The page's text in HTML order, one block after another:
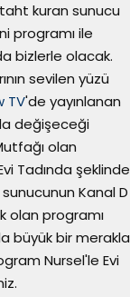
kuran sunucu
programı ile
bizlerle olacak.
sevilen yüzü
TV'de yayınlanan
değişeceği
olan
Tadında şeklinde
Kanal D
olan programı
büyük bir merakla
Nursel'le Evi